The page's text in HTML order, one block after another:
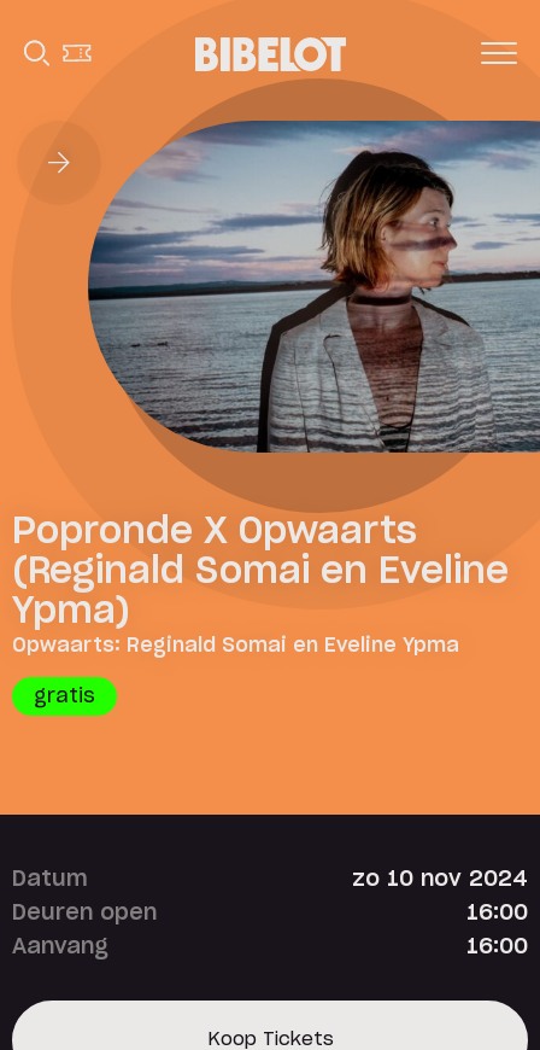
Popronde X Opwaarts
(Reginald Somai en Eveline
Ypma)
Opwaarts: Reginald Somai en Eveline Ypma
gratis
Datum
zo 10 nov 2024
Deuren open
16:00
Aanvang
16:00
Koop Tickets